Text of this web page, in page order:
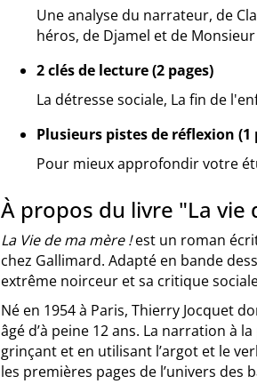
Une analyse du narrateur, de
héros, de Djamel et de
2 clés de lecture (2 pages)
La détresse sociale, La fin de
Plusieurs pistes de réflexion (1
Pour mieux approfondir votre
À propos du livre "La vie
La Vie de ma mère !est un roman
chez Gallimard. Adapté en bande
extrême noirceur et sa critique
Né en 1954 à Paris, Thierry Jocquet
âgé d’à peine 12 ans. La narration à
grinçant et en utilisant l’argot et le
les premières pages de l’univers des